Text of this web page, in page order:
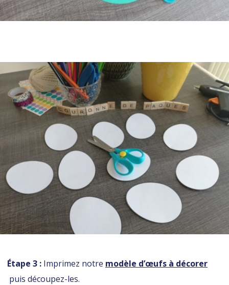
Étape 3 : Imprimez notre modèle d’œufs à décorer
puis découpez-les.